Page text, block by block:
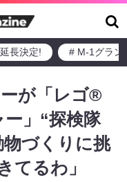
長決定! # M-1グラン
が「レゴ®
」“探検隊
づくりに挑
てるわ」